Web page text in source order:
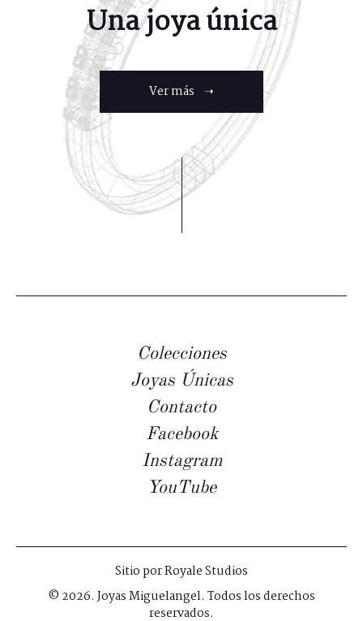
Una joya única
Ver más ➝
Colecciones
Joyas Únicas
Contacto
Facebook
Instagram
YouTube
Sitio porRoyale Studios
© 2026. Joyas Miguelangel. Todos los derechos
reservados.